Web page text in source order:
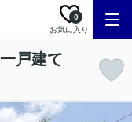
お気に入り
0
戸建て